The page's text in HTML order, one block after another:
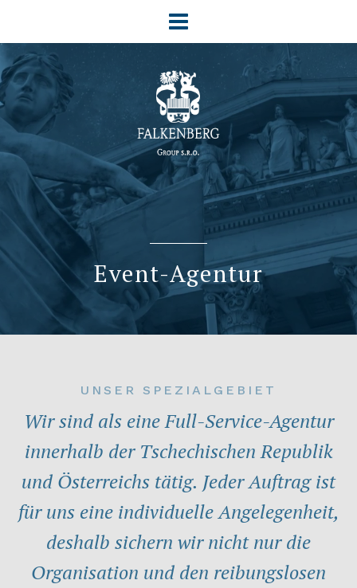
Event-Agentur
UNSER SPEZIALGEBIET
Wir sind als eine Full-Service-Agentur
innerhalb der Tschechischen Republik
und Österreichs tätig. Jeder Auftrag ist
für uns eine individuelle Angelegenheit,
deshalb sichern wir nicht nur die
Organisation und den reibungslosen